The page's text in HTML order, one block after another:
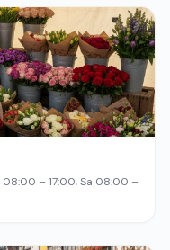
08:00 – 17:00, Sa 08:00 –